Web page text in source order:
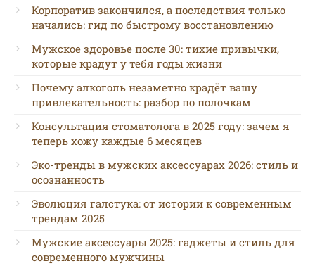
Корпоратив закончился, а последствия только
начались: гид по быстрому восстановлению
Мужское здоровье после 30: тихие привычки,
которые крадут у тебя годы жизни
Почему алкоголь незаметно крадёт вашу
привлекательность: разбор по полочкам
Консультация стоматолога в 2025 году: зачем я
теперь хожу каждые 6 месяцев
Эко-тренды в мужских аксессуарах 2026: стиль и
осознанность
Эволюция галстука: от истории к современным
трендам 2025
Мужские аксессуары 2025: гаджеты и стиль для
современного мужчины